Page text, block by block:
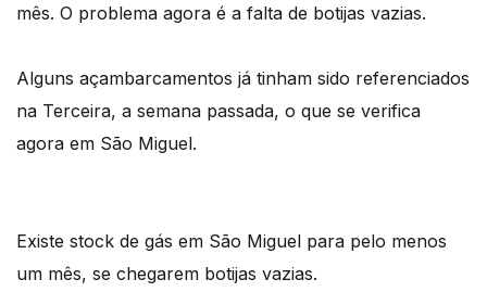
mês. O problema agora é a falta de botijas vazias.
Alguns açambarcamentos já tinham sido referenciados
na Terceira, a semana passada, o que se verifica
agora em São Miguel.
Existe stock de gás em São Miguel para pelo menos
um mês, se chegarem botijas vazias.